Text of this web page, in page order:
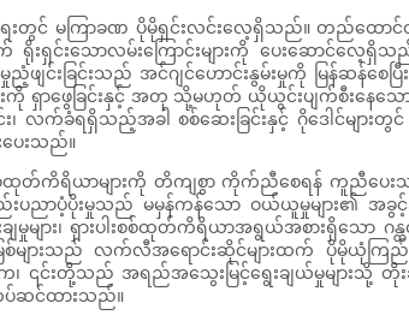
ေးတွင် မကြာခဏ ပိုမိုရှင်းလင်းလေ့ရှိသည်။ တည်ထေ
က် ရိုးရှင်းသောလမ်းကြောင်းများကို ပေးဆောင်
းခြင်းသည် အင်ဂျင်ဟောင်းနွမ်းမှုကို မြန်ဆန်စေပြီ
ရှာဖွေခြင်းနှင့် အတု သို့မဟုတ် ယိုယွင်းပျက်စီးနေသေ
၊ လက်ခံရရှိသည့်အခါ စစ်ဆေးခြင်းနှင့် ဂိုဒေါင်မျာ
ေးသည်။
စစ်ထုတ်ကိရိယာများကို တိကျစွာ ကိုက်ညီစေရန် ကူညီပေ
ည်းပညာပံ့ပိုးမှုသည် မမှန်ကန်သော ဝယ်ယူမှုများ၏
များ၊ ရှားပါးစစ်ထုတ်ကိရိယာအရွယ်အစားရှိသော
များသည် လက်လီအရောင်းဆိုင်များထက် ပိုမိုယုံကြ
င်းတို့သည် အရည်အသွေးမြင့်ရွေးချယ်မှုများသို့ တိုး
ပ်ဆင်ထားသည်။